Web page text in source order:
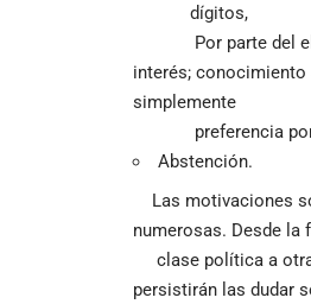
dígitos,
Por parte del
interés;
simplemente
preferencia por
Abstención.
Las motivaciones
numerosas. Desde la
clase política a
persistirán las dudar